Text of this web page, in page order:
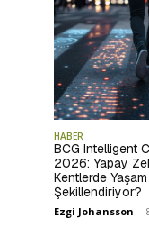
HABER
BCG Intelligent
2026: Yapay
Kentlerde
Şekillendiriyor?
Ezgi Johansson -